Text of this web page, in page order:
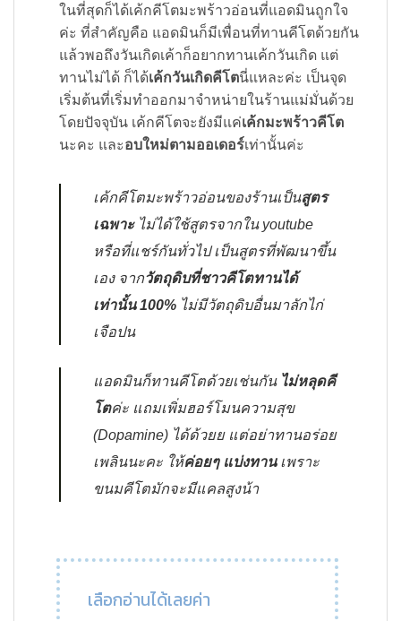
ในที่สุดก็ได้เค้กคีโตมะพร้าวอ่อนที่แอดมินถูกใจ
ค่ะ ที่สำคัญคือ แอดมินก็มีเพื่อนที่ทานคีโตด้วยกัน
แล้วพอถึงวันเกิดเค้าก็อยากทานเค้กวันเกิด แต่
ทานไม่ได้ ก็ได้เค้กวันเกิดคีโตนี่แหละค่ะ เป็นจุด
เริ่มต้นที่เริ่มทำออกมาจำหน่ายในร้านแม่มั่นด้วย
โดยปัจจุบัน เค้กคีโตจะยังมีแค่เค้กมะพร้าวคีโต
นะคะ และอบใหม่ตามออเดอร์เท่านั้นค่ะ
เค้กคีโตมะพร้าวอ่อนของร้านเป็นสูตร
เฉพาะไม่ได้ใช้สูตรจากใน youtube
หรือที่แชร์กันทั่วไป เป็นสูตรที่พัฒนาขึ้น
เอง จากวัตถุดิบที่ชาวคีโตทานได้
เท่านั้น 100% ไม่มีวัตถุดิบอื่นมาลักไก่
เจือปน
แอดมินก็ทานคีโตด้วยเช่นกัน ไม่หลุดคี
โตค่ะ แถมเพิ่มฮอร์โมนความสุข
(Dopamine) ได้ด้วยย แต่อย่าทานอร่อย
เพลินนะคะ ให้ค่อยๆ แบ่งทานเพราะ
ขนมคีโตมักจะมีแคลสูงน้า
เลือกอ่านได้เลยค่า